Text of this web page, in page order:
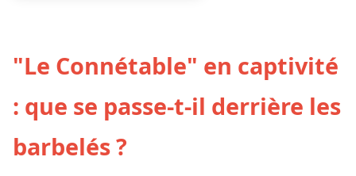
"Le Connétable" en captivité
: que se passe-t-il derrière les
barbelés ?